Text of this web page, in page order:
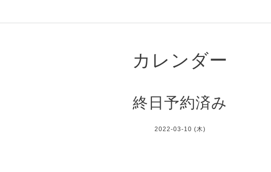
カレンダー
終日予約済み
2022-03-10 (木)